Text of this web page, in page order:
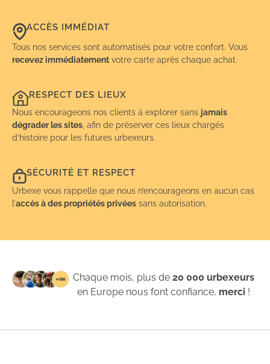
ACCÈS IMMÉDIAT
Tous nos services sont automatisés pour votre confort. Vous
recevez immédiatement votre carte après chaque achat.
RESPECT DES LIEUX
Nous encourageons nos clients à explorer sans jamais
dégrader les sites , afin de préserver ces lieux chargés
d’histoire pour les futures urbexeurs.
SÉCURITÉ ET RESPECT
Urbexe vous rappelle que nous n’encourageons en aucun cas
l’accès à des propriétés privées sans autorisation.
Chaque mois, plus de20 000 urbexeurs
en Europe nous font confiance, merci !